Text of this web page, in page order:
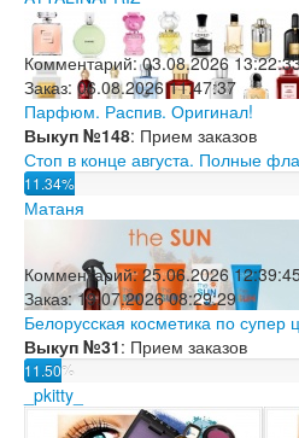
Комментарий:03.08.2026
Заказ: 06.08.2026 11:47:37
Парфюм. Распив. Оригинал!
Выкуп №148: Прием заказов
Стоп в конце августа. Полные
11.34%
Матаня
Комментарий:25.06.2026 12:39:45
Заказ:19.07.2026 08:29:29
Белорусская косметика по супер
Выкуп №31: Прием заказов
11.50%
_pkitty_